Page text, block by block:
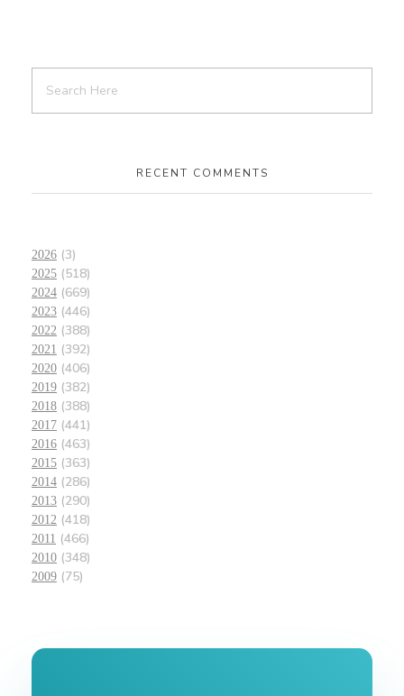
RECENT COMMENTS
2026 (3)
2025 (518)
2024 (669)
2023 (446)
2022 (388)
2021 (392)
2020 (406)
2019 (382)
2018 (388)
2017 (441)
2016 (463)
2015 (363)
2014 (286)
2013 (290)
2012 (418)
2011 (466)
2010 (348)
2009 (75)